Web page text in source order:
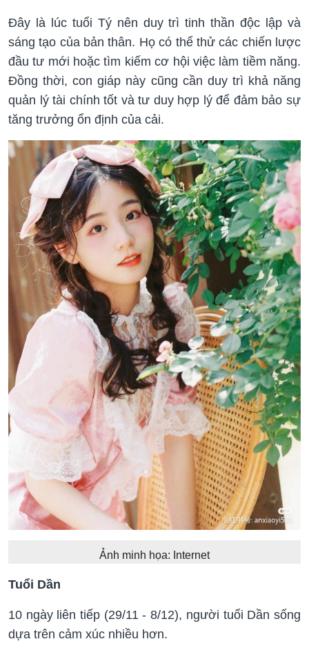
Đây là lúc tuổi Tý nên duy trì tinh thần độc lập và
sáng tạo của bản thân. Họ có thể thử các chiến lược
đầu tư mới hoặc tìm kiếm cơ hội việc làm tiềm năng.
Đồng thời, con giáp này cũng cần duy trì khả năng
quản lý tài chính tốt và tư duy hợp lý để đảm bảo sự
tăng trưởng ổn định của cải.
Ảnh minh họa: Internet
Tuổi Dần
10 ngày liên tiếp (29/11 - 8/12), người tuổi Dần sống
dựa trên cảm xúc nhiều hơn.